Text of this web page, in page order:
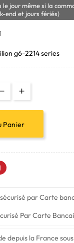
le jour même si la
end et jours fériés)
g6-2214 series
Panier
Par Carte